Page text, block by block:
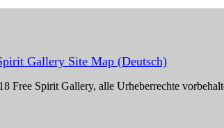
Gallery Site Map (Deutsch)
Free Spirit Gallery, alle Urheberrechte